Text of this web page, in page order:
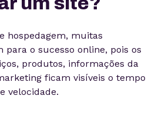
hospedagem, muitas
o sucesso online, pois os
produtos, informações da
ficam visíveis o tempo
velocidade.